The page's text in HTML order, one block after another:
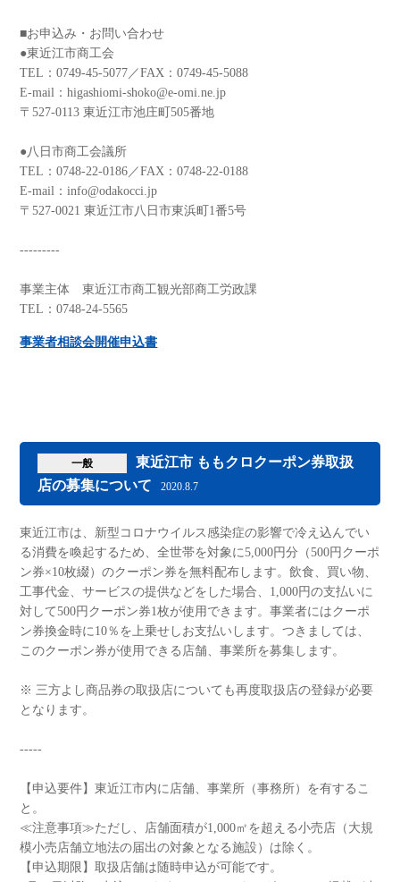
■お申込み・お問い合わせ
●東近江市商工会
TEL：0749-45-5077／FAX：0749-45-5088
E-mail：higashiomi-shoko@e-omi.ne.jp
〒527-0113 東近江市池庄町505番地
●八日市商工会議所
TEL：0748-22-0186／FAX：0748-22-0188
E-mail：info@odakocci.jp
〒527-0021 東近江市八日市東浜町1番5号
---------
事業主体 東近江市商工観光部商工労政課
TEL：0748-24-5565
事業者相談会開催申込書
一般
東近江市 ももクロクーポン券取扱
店の募集について
2020.8.7
東近江市は、新型コロナウイルス感染症の影響で冷え込んでい
る消費を喚起するため、全世帯を対象に5,000円分（500円クーポ
ン券×10枚綴）のクーポン券を無料配布します。飲食、買い物、
工事代金、サービスの提供などをした場合、1,000円の支払いに
対して500円クーポン券1枚が使用できます。事業者にはクーポ
ン券換金時に10％を上乗せしお支払いします。つきましては、
このクーポン券が使用できる店舗、事業所を募集します。
※ 三方よし商品券の取扱店についても再度取扱店の登録が必要
となります。
-----
【申込要件】東近江市内に店舗、事業所（事務所）を有するこ
と。
≪注意事項≫ただし、店舗面積が1,000㎡を超える小売店（大規
模小売店舗立地法の届出の対象となる施設）は除く。
【申込期限】取扱店舗は随時申込が可能です。